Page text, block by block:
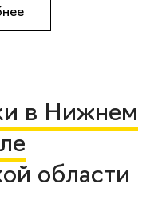
в Нижнем
области